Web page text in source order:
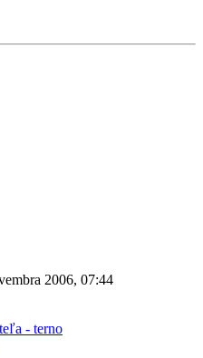
2006, 07:44
- terno